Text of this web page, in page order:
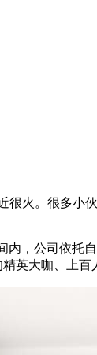
很火。很多
内，公司依托
英大咖、上